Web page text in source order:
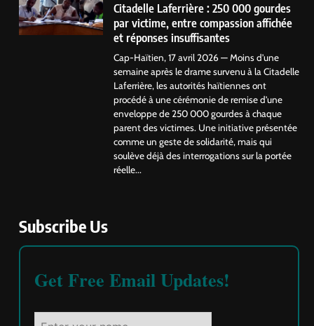
Citadelle Laferrière : 250 000 gourdes
par victime, entre compassion affichée
et réponses insuffisantes
Cap-Haïtien, 17 avril 2026 — Moins d’une
semaine après le drame survenu à la Citadelle
Laferrière, les autorités haïtiennes ont
procédé à une cérémonie de remise d’une
enveloppe de 250 000 gourdes à chaque
parent des victimes. Une initiative présentée
comme un geste de solidarité, mais qui
soulève déjà des interrogations sur la portée
réelle...
Subscribe Us
Get Free Email Updates!